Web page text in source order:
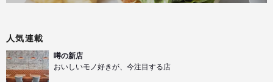
人気連載
噂の新店
おいしいモノ好きが、今注目する店